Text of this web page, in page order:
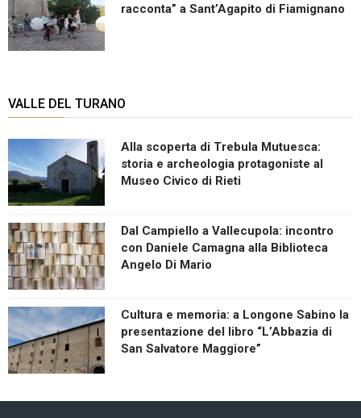
racconta” a Sant’Agapito di Fiamignano
VALLE DEL TURANO
Alla scoperta di Trebula Mutuesca:
storia e archeologia protagoniste al
Museo Civico di Rieti
Dal Campiello a Vallecupola: incontro
con Daniele Camagna alla Biblioteca
Angelo Di Mario
Cultura e memoria: a Longone Sabino la
presentazione del libro “L’Abbazia di
San Salvatore Maggiore”